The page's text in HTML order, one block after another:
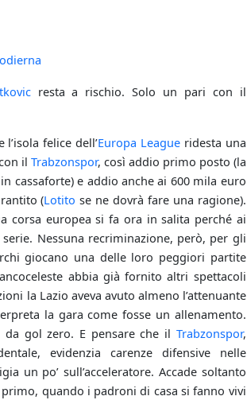
resta a rischio. Solo un pari con il
felice dell’Europa Leagueridesta una
il Trabzonspor, così addio primo posto (la
cassaforte) e addio anche ai 600 mila euro
(Lotito se ne dovrà fare una ragione).
corsa europea si fa ora in salita perché ai
Nessuna recriminazione, però, per gli
giocano una delle loro peggiori partite
abbia già fornito altri spettacoli
la Lazio aveva avuto almeno l’attenuante
la gara come fosse un allenamento.
gol zero. E pensare che il Trabzonspor,
evidenzia carenze difensive nelle
un po’ sull’acceleratore. Accade soltanto
quando i padroni di casa si fanno vivi